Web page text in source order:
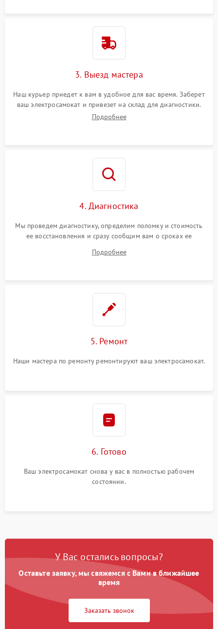
3. Выезд мастера
Наш курьер приедет к вам в удобное для вас время. Заберет
ваш электросамокат и привезет на склад для диагностики.
Подробнее
4. Диагностика
Мы проведем диагностику, определим поломку и стоимость
ее восстановления и сразу сообщим вам о сроках ее
Подробнее
5. Ремонт
Наши мастера по ремонту ремонтируют ваш электросамокат.
6. Готово
Ваш электросамокат снова у вас в полностью рабочем
состоянии.
У Вас остались вопросы?
Оставьте заявку, мы свяжемся с Вами в ближайшее
время
Заказать звонок